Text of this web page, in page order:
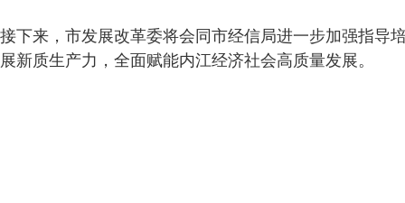
接下来，市发展改革委将会同市经信局进一步加强指导
展新质生产力，全面赋能内江经济社会高质量发展。